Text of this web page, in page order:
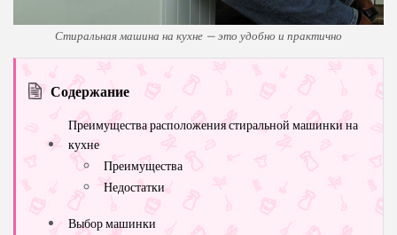
Стиральная машина на кухне — это удобно и практично
Содержание
Преимущества расположения стиральной машинки на
кухне
Преимущества
Недостатки
Выбор машинки